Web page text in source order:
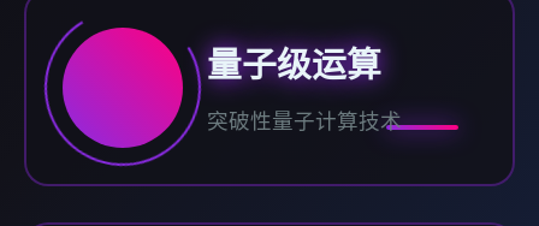
量子级运算
突破性量子计算技术